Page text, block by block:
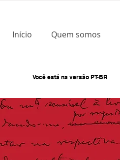
Início Quem somos
Você está na versão PT-BR